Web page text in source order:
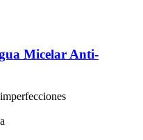
Micelar Anti-​